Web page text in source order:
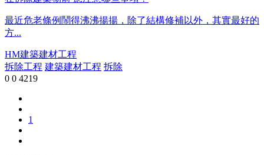
最近危老條例鬧得沸沸揚揚，除了結構修補以外，其實最好的
方...
HM建築建材工程
拆除工程 建築建材工程 拆除
0 0 4219
1